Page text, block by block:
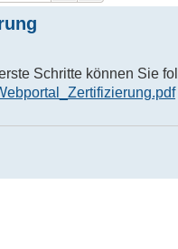
Schritte können Sie